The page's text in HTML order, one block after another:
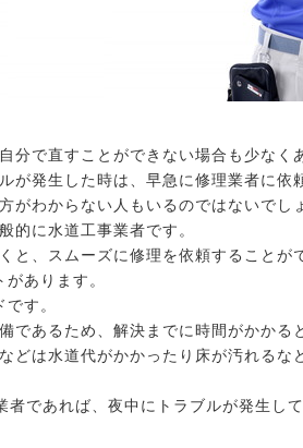
分で直すことができない場合も少なく
が発生した時は、早急に修理業者に依
がわからない人もいるのではないでし
的に水道工事業者です。
と、スムーズに修理を依頼することが
あります。
す。
であるため、解決までに時間がかかる
どは水道代がかかったり床が汚れる
者であれば、夜中にトラブルが発生して